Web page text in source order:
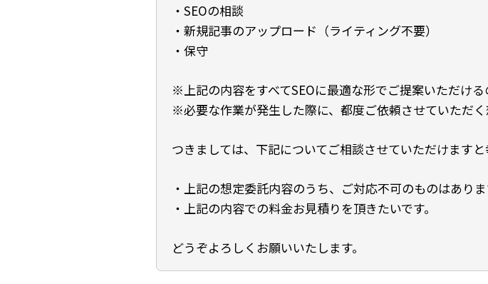
・SEOの相談
・新規記事のアップロード（ライティング不要）
・保守
※上記の内容をすべてSEOに最適な形でご提案いただける
※必要な作業が発生した際に、都度ご依頼させていただく
つきましては、下記についてご相談させていただけますと
・上記の想定委託内容のうち、ご対応不可のものはありま
・上記の内容での料金お見積りを頂きたいです。
どうぞよろしくお願いいたします。